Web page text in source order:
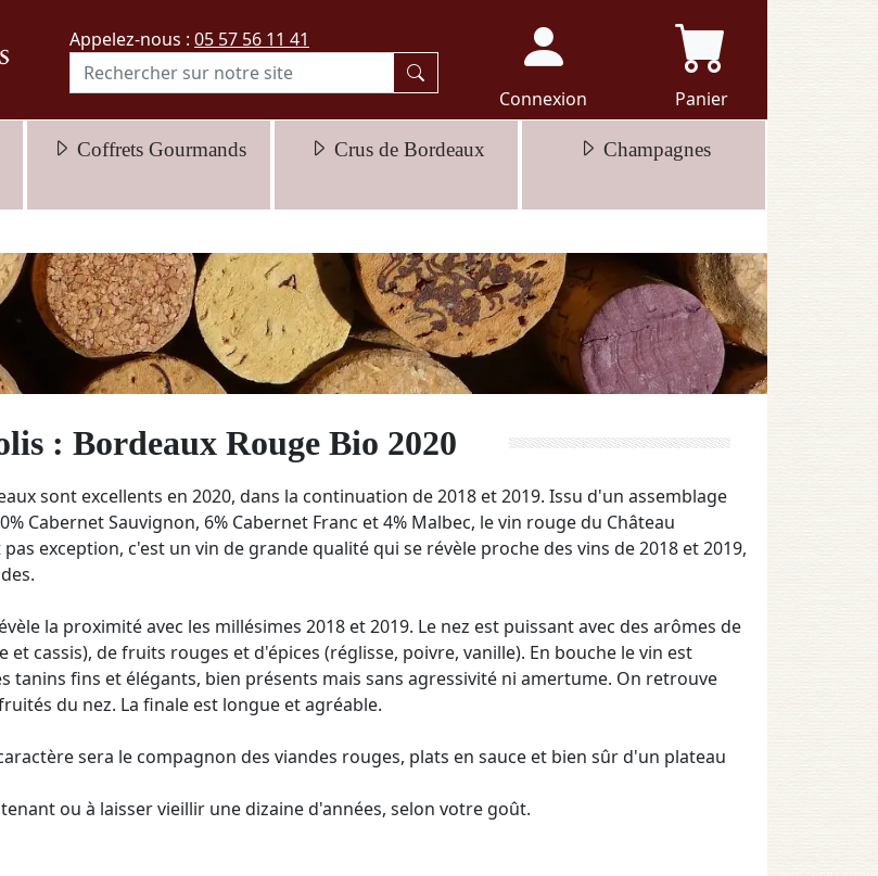
Connexion Panier
Appelez-nous : 05 57 56 11 41
Coffrets Gourmands Crus de Bordeaux Champagnes
: Bordeaux Rouge Bio 2020
sont excellents en 2020, dans la continuation de 2018 et 2019. Issu d'un assemblage
Cabernet Sauvignon, 6% Cabernet Franc et 4% Malbec, le vin rouge du Château
exception, c'est un vin de grande qualité qui se révèle proche des vins de 2018 et 2019,
la proximité avec les millésimes 2018 et 2019. Le nez est puissant avec des arômes de
cassis), de fruits rouges et d'épices (réglisse, poivre, vanille). En bouche le vin est
tanins fins et élégants, bien présents mais sans agressivité ni amertume. On retrouve
du nez. La finale est longue et agréable.
sera le compagnon des viandes rouges, plats en sauce et bien sûr d'un plateau
ou à laisser vieillir une dizaine d'années, selon votre goût.